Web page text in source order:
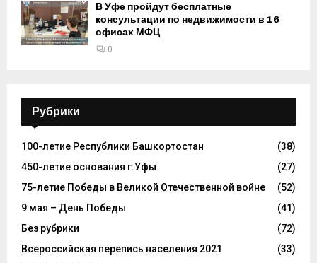
В Уфе пройдут бесплатные
консультации по недвижимости в 16
офисах МФЦ
0
Рубрики
100-летие Республики Башкортостан
(38)
450-летие основания г.Уфы
(27)
75-летие Победы в Великой Отечественной войне
(52)
9 мая – День Победы
(41)
Без рубрики
(72)
Всероссийская перепись населения 2021
(33)